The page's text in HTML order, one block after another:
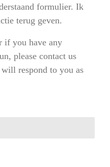
formulier. Ik
terug geven.
if you have any
please contact us
respond to you as